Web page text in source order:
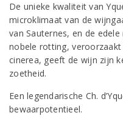
De unieke kwaliteit van
microklimaat van de
van Sauternes, en de
nobele rotting,
cinerea, geeft de wijn zijn
zoetheid.
Een legendarische Ch.
bewaarpotentieel.